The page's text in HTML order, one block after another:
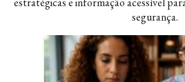
segurança.